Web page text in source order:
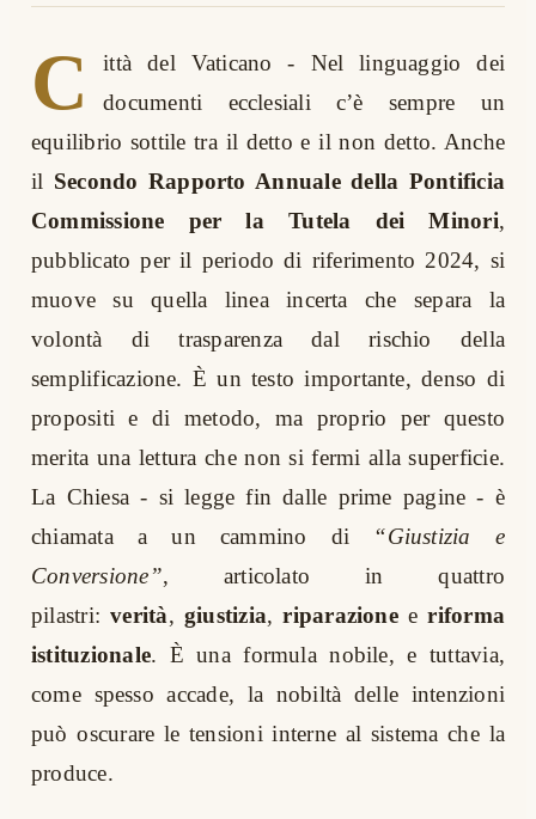
C
ittà del Vaticano - Nel linguaggio dei
documenti ecclesiali c’è sempre un
equilibrio sottile tra il detto e il non detto. Anche
il Secondo Rapporto Annuale della Pontificia
Commissione per la Tutela dei Minori,
pubblicato per il periodo di riferimento 2024, si
muove su quella linea incerta che separa la
volontà di trasparenza dal rischio della
semplificazione. È un testo importante, denso di
propositi e di metodo, ma proprio per questo
merita una lettura che non si fermi alla superficie.
La Chiesa - si legge fin dalle prime pagine - è
chiamata a un cammino di
“Giustizia e
Conversione”, articolato in quattro
pilastri: verità, giustizia, riparazione e riforma
istituzionale. È una formula nobile, e tuttavia,
come spesso accade, la nobiltà delle intenzioni
può oscurare le tensioni interne al sistema che la
produce.